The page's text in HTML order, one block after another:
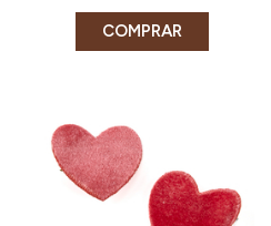
COMPRAR